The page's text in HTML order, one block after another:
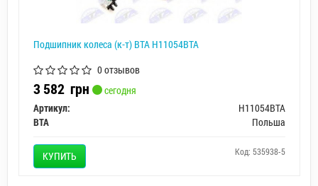
Подшипник колеса (к-т) BTA H11054BTA
0 отзывов
3 582 грн
сегодня
Артикул:
H11054BTA
BTA
Польша
КУПИТЬ Код: 535938-5